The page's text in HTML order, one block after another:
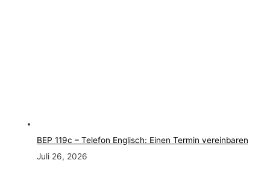
BEP 119c – Telefon Englisch: Einen Termin vereinbaren
Juli 26, 2026